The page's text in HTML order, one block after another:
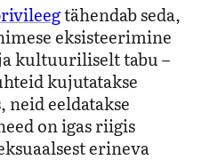
tähendab seda,
eksisteerimine
kultuuriliselt tabu –
kujutatakse
eeldatakse
on igas riigis
erineva